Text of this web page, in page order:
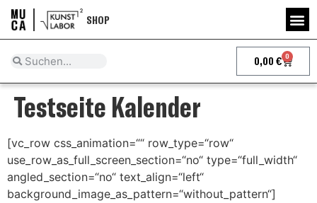
SHOP
0,00 € 0
Testseite Kalender
[vc_row css_animation=““ row_type=“row“
use_row_as_full_screen_section=“no“ type=“full_width“
angled_section=“no“ text_align=“left“
background_image_as_pattern=“without_pattern“]